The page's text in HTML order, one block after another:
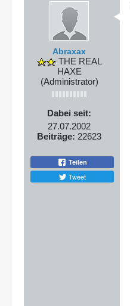
Abraxax
THE REAL
HAXE
(Administrator)
Dabei seit:
27.07.2002
Beiträge: 22623
Teilen
Tweet